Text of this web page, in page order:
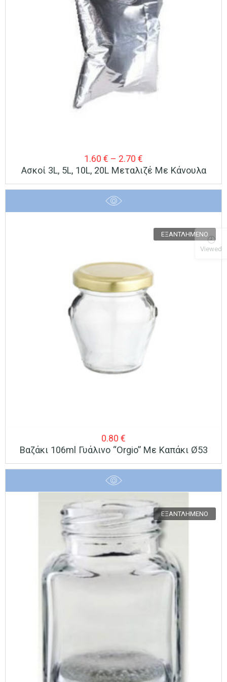
1.60 € – 2.70 €
range:
1.60 €
Ασκοί 3L, 5L, 10L, 20L Μεταλιζέ Με Κάνουλα
ΕΞΑΝΤΛΗΜΈΝΟ
0.80 €
Βαζάκι 106ml Γυάλινο “Orgio” Με Καπάκι Ø53
ΕΞΑΝΤΛΗΜΈΝΟ
Viewed